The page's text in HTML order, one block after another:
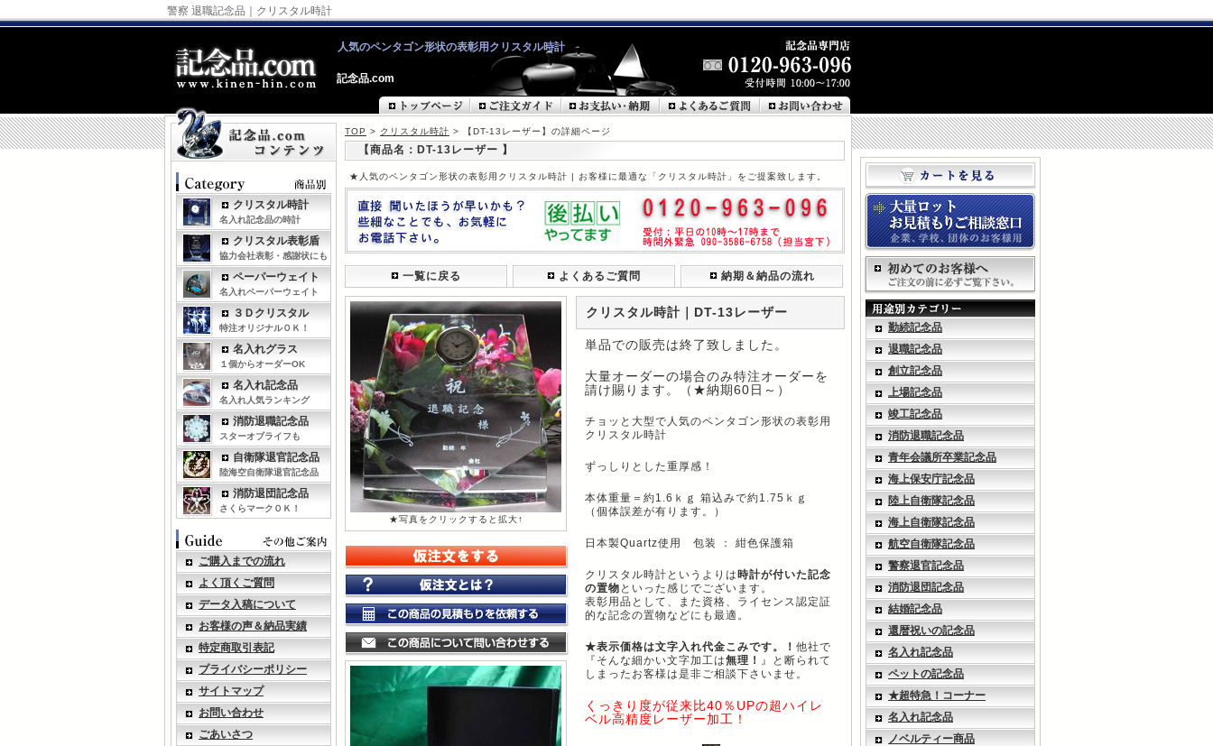
警察 退職記念品｜クリスタル時計
人気のペンタゴン形状の表彰用クリスタル時計
記念品.com
TOP > クリスタル時計 > 【DT-13レーザー】の詳細ページ
【商品名：DT-13レーザー 】
★人気のペンタゴン形状の表彰用クリスタル時計 | お客様に最適な「クリスタル時計」をご提案致します。
一覧に戻る よくあるご質問 納期＆納品の流れ
★写真をクリックすると拡大↑
クリスタル時計｜DT-13レーザー
単品での販売は終了致しました。
大量オーダーの場合のみ特注オーダーを
請け賜ります。（★納期60日～）
チョッと大型で人気のペンタゴン形状の表彰用
クリスタル時計
ずっしりとした重厚感！
本体重量＝約1.6ｋｇ 箱込みで約1.75ｋｇ
（個体誤差が有ります。）
日本製Quartz使用 包装 ： 紺色保護箱
クリスタル時計というよりは時計が付いた記念
の置物 といった感じでございます。
表彰用品として、また資格、ライセンス認定証
的な記念の置物などにも最適。
★表示価格は文字入れ代金こみです。！ 他社で
『そんな細かい文字加工は無理！ 』と断られて
しまったお客様は是非ご相談下さいませ。
くっきり度が従来比40％UPの超ハイレ
ベル高精度レーザー加工！
クリスタル時計
名入れ記念品の時計
クリスタル表彰盾
協力会社表彰・感謝状にも
ペーパーウェイト
名入れペーパーウェイト
３Ｄクリスタル
特注オリジナルＯＫ！
名入れグラス
１個からオーダーOK
名入れ記念品
名入れ人気ランキング
消防退職記念品
スターオブライフも
自衛隊退官記念品
陸海空自衛隊退官記念品
消防退団記念品
さくらマークＯＫ！
ご購入までの流れ
よく頂くご質問
データ入稿について
お客様の声＆納品実績
特定商取引表記
プライバシーポリシー
サイトマップ
お問い合わせ
ごあいさつ
勤続記念品
退職記念品
創立記念品
上場記念品
竣工記念品
消防退職記念品
青年会議所卒業記念品
海上保安庁記念品
陸上自衛隊記念品
海上自衛隊記念品
航空自衛隊記念品
警察退官記念品
消防退団記念品
結婚記念品
還暦祝いの記念品
名入れ記念品
ペットの記念品
★超特急！コーナー
名入れ記念品
ノベルティー商品